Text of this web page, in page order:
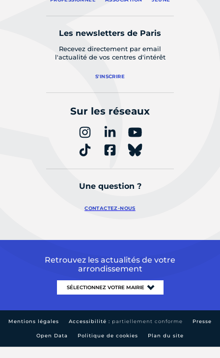
Les newsletters de Paris
Recevez directement par email
l'actualité de vos centres d'intérêt
S'INSCRIRE
Sur les réseaux
Une question ?
CONTACTEZ-NOUS
Retrouvez les actualités de votre
arrondissement
Mentions légales Accessibilité : partiellement conforme Presse
Open Data Politique de cookies Plan du site